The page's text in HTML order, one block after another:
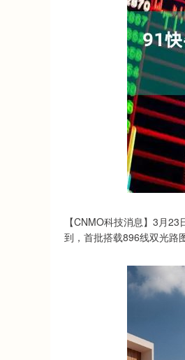
【CNMO科技消息】3月
到，首批搭载896线双光路
深证成指